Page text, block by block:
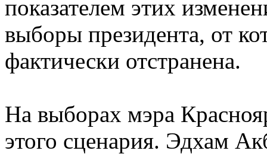
показателем этих
выборы президента, от
фактически отстранена.
На выборах мэра
этого сценария. Эдхам